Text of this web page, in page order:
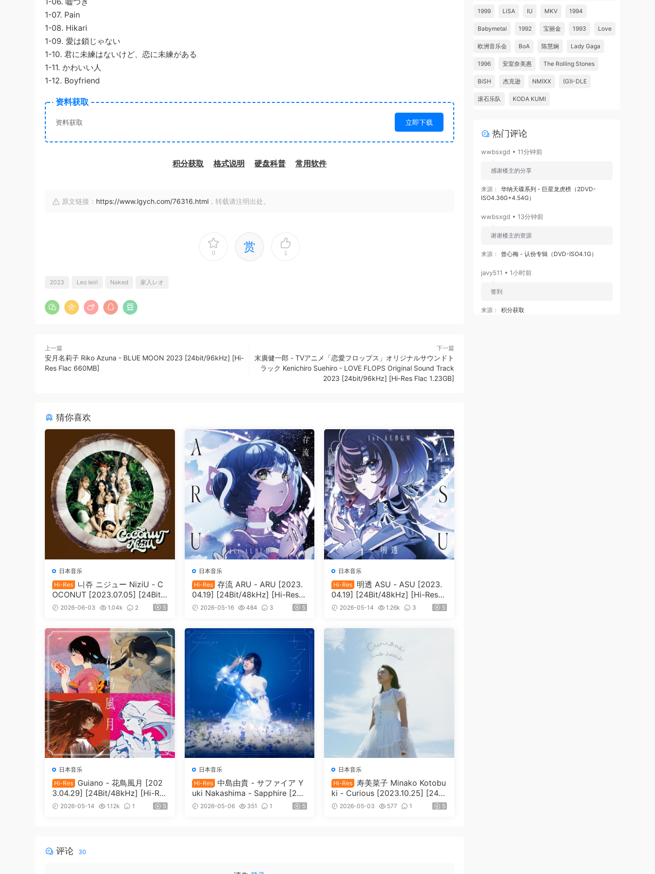
1-07. Pain
1-08. Hikari
1-09. 愛は鎖じゃない
1-10. 君に未練はないけど、恋に未練がある
1-11. かわいい人
1-12. Boyfriend
资料获取
资料获取 立即下载
积分获取 格式说明 硬盘科普 常用软件
原文链接： https://www.lgych.com/76316.html ，转载请注明出处。
0 赏 1
2023 Leo Ieiri Naked 家入レオ
上一篇
安月名莉子 Riko Azuna - BLUE MOON 2023 [24bit/96kHz] [Hi-
Res Flac 660MB]
下一篇
末廣健一郎 - TVアニメ「恋愛フロップス」オリジナルサウンドト
ラック Kenichiro Suehiro - LOVE FLOPS Original Sound Track
2023 [24bit/96kHz] [Hi-Res Flac 1.23GB]
猜你喜欢
日本音乐
Hi-Res
니쥬 ニジュー NiziU - C
OCONUT [2023.07.05] [24Bit/
48kHz] [Hi-Res Flac 425MB]
2026-06-03 1.04k 2 5
日本音乐
Hi-Res
存流 ARU - ARU [2023.
04.19] [24Bit/48kHz] [Hi-Res F
lac 545MB]
2026-05-16 484 3 5
日本音乐
Hi-Res
明透 ASU - ASU [2023.
04.19] [24Bit/48kHz] [Hi-Res F
lac 639MB]
2026-05-14 1.26k 3 5
日本音乐
Hi-Res
Guiano - 花鳥風月 [202
3.04.29] [24Bit/48kHz] [Hi-Re
s Flac 792MB]
2026-05-14 1.12k 1 5
日本音乐
Hi-Res
中島由貴 - サファイア Y
uki Nakashima - Sapphire [202
3.03.01] [24Bit/48kHz] [Hi-Res
2026-05-06 351 1 5
日本音乐
Hi-Res
寿美菜子 Minako Kotobu
ki - Curious [2023.10.25] [24Bi
t/96kHz] [Hi-Res Flac 512MB]
2026-05-03 577 1 5
评论 30
1999 LiSA IU MKV 1994
Babymetal 1992 宝丽金 1993 Love
欧洲音乐会 BoA 陈慧娴 Lady Gaga
1996 安室奈美惠 The Rolling Stones
BiSH 杰克逊 NMIXX (G)I-DLE
滚石乐队 KODA KUMI
热门评论
wwbsxgd • 11分钟前
感谢楼主的分享
来源：
华纳天碟系列 - 巨星龙虎榜（2DVD-
ISO4.36G+4.54G）
wwbsxgd • 13分钟前
谢谢楼主的资源
来源： 曾心梅 - 认份专辑（DVD-ISO4.1G）
javy511 • 1小时前
签到
来源： 积分获取